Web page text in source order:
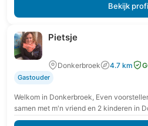
Bekijk
Pietsje
Donkerbroek 4.7 km
Gastouder
Welkom in Donkerbroek, Even
samen met m'n vriend en 2 kinderen in
gewerkt in…